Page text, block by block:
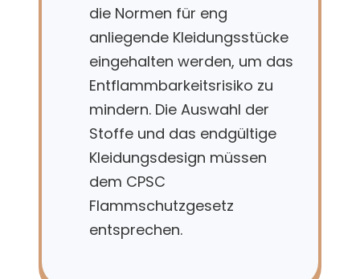
die Normen für eng
anliegende Kleidungsstücke
eingehalten werden, um das
Entflammbarkeitsrisiko zu
mindern. Die Auswahl der
Stoffe und das endgültige
Kleidungsdesign müssen
dem CPSC
Flammschutzgesetz
entsprechen.